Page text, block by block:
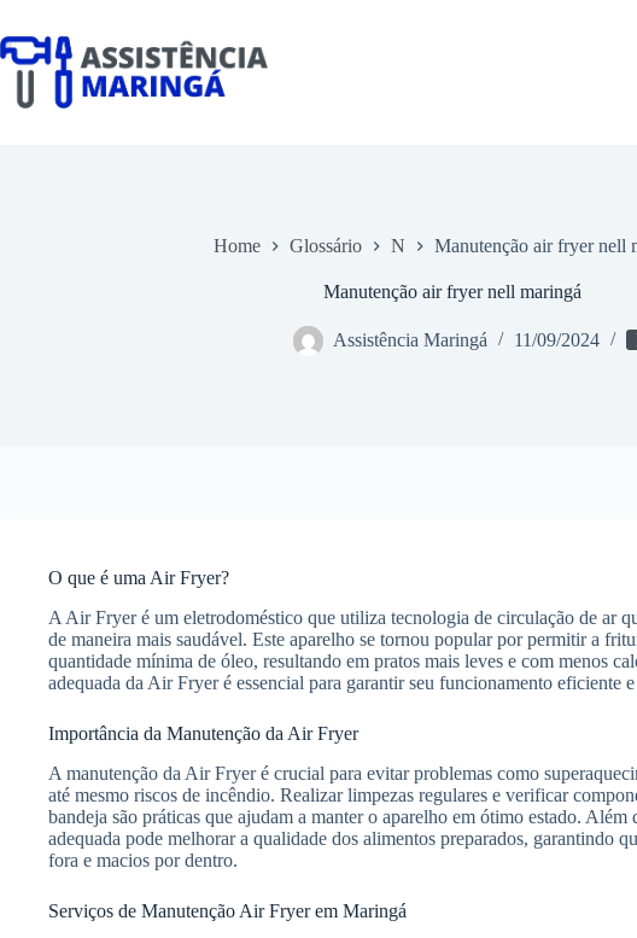
o
conteúdo
Home Glossário N Manutenção air fryer nell
Manutenção air fryer nell maringá
Assistência Maringá 11/09/2024
O que é uma Air Fryer?
A Air Fryer é um eletrodoméstico que utiliza tecnologia de circulação de ar
de maneira mais saudável. Este aparelho se tornou popular por permitir a
quantidade mínima de óleo, resultando em pratos mais leves e com menos
adequada da Air Fryer é essencial para garantir seu funcionamento eficiente
Importância da Manutenção da Air Fryer
A manutenção da Air Fryer é crucial para evitar problemas como
até mesmo riscos de incêndio. Realizar limpezas regulares e verificar
bandeja são práticas que ajudam a manter o aparelho em ótimo estado. Além
adequada pode melhorar a qualidade dos alimentos preparados, garantindo
fora e macios por dentro.
Serviços de Manutenção Air Fryer em Maringá